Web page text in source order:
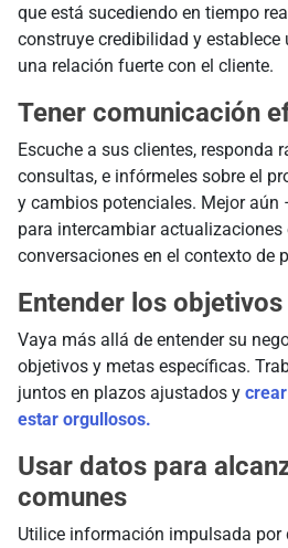
que está sucediendo en tiempo
construye credibilidad y establece
una relación fuerte con el cliente.
Tener comunicación
Escuche a sus clientes, responda
consultas, e infórmeles sobre el
y cambios potenciales. Mejor aún
para intercambiar actualizaciones
conversaciones en el contexto de
Entender los
Vaya más allá de entender su
objetivos y metas específicas.
juntos en plazos ajustados y
estar orgullosos.
Usar datos para
comunes
Utilice información impulsada por